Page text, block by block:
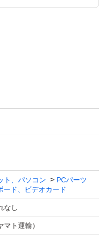
ト、パソコン
PCパーツ
ード、ビデオカード
なし
ト運輸）